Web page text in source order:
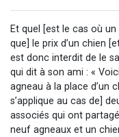
Et quel [est le cas où
que] le prix d’un chien [et
est donc interdit de le
qui dit à son ami : «
agneau à la place d’un
s’applique au cas de]
associés qui ont
neuf agneaux et un